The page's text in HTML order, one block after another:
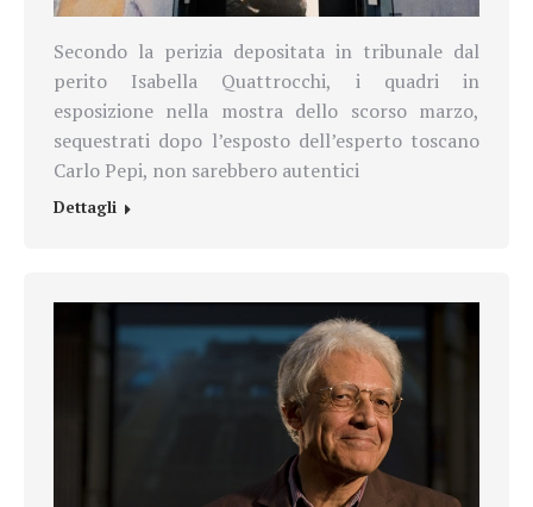
Secondo la perizia depositata in tribunale dal
perito Isabella Quattrocchi, i quadri in
esposizione nella mostra dello scorso marzo,
sequestrati dopo l’esposto dell’esperto toscano
Carlo Pepi, non sarebbero autentici
Dettagli